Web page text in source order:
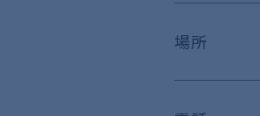
場所